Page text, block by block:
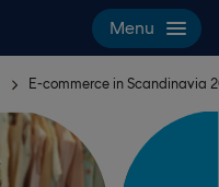
Menu
E-commerce in Scandinavia